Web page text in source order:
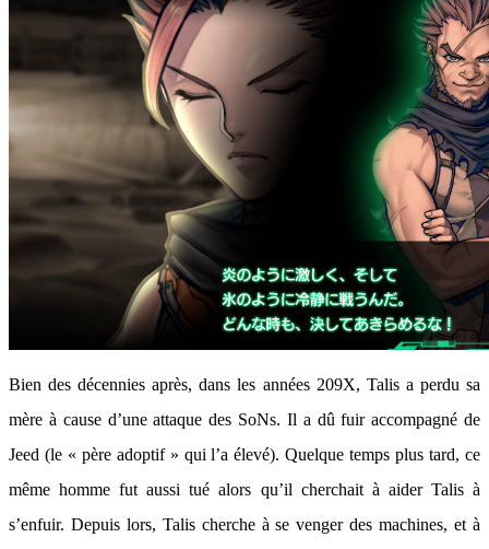
Bien des décennies après, dans les années 209X, Talis a perdu sa
mère à cause d’une attaque des SoNs. Il a dû fuir accompagné de
Jeed (le « père adoptif » qui l’a élevé). Quelque temps plus tard, ce
même homme fut aussi tué alors qu’il cherchait à aider Talis à
s’enfuir. Depuis lors, Talis cherche à se venger des machines, et à